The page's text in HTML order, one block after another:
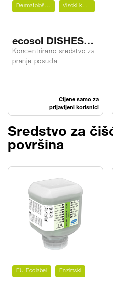
Dermatološki ispitano Visoki koncentrat
ecosol DISHES
4PURE/MIX
Koncentrirano sredstvo za
pranje posuđa
Cijene samo za
prijavljeni korisnici
Sredstvo za
površina
EU Ecolabel Enzimski